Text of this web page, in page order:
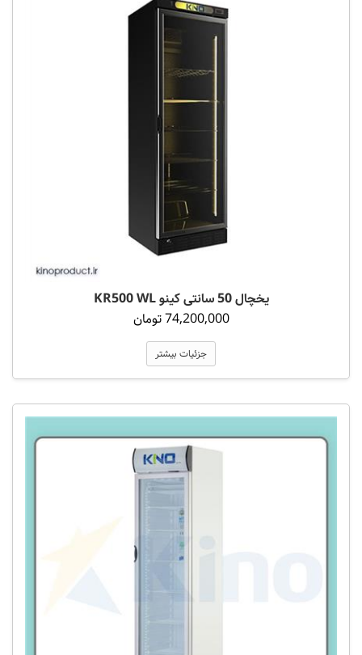
یخچال 50 سانتی کینو KR500 WL
74,200,000 تومان
جزئیات بیشتر